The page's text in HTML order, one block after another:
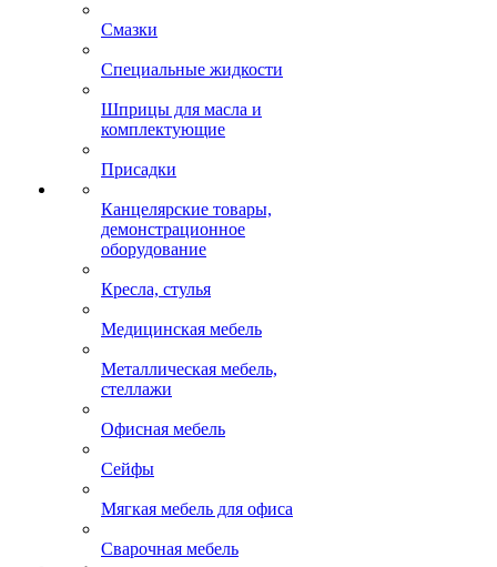
Смазки
Специальные жидкости
Шприцы для масла и
комплектующие
Присадки
Канцелярские товары,
демонстрационное
оборудование
Кресла, стулья
Медицинская мебель
Металлическая мебель,
стеллажи
Офисная мебель
Сейфы
Мягкая мебель для офиса
Сварочная мебель